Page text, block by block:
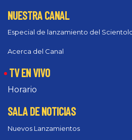
NUESTRA CANAL
Especial de lanzamiento del
Acerca del Canal
TV EN VIVO
Horario
SALA DE NOTICIAS
Nuevos Lanzamientos